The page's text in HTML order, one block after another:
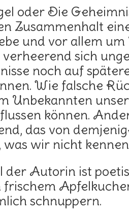
oder Die
Zusammenhalt
und vor allem
sich
noch auf
Wie falsche
Unbekannten
können.
das von
wir nicht
der Autorin ist
frischem
schnuppern.